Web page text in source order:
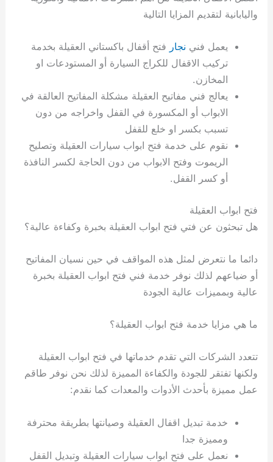
واليابانية لتقديم المزايا التالية
يعمل فني نجار فتح أقفال باكستاني العقيلة بخدمة
تركيب الاقفال للكراج السيارة أو المستودعات او
المخازن.
يعالج فني مفاتيح العقيلة مشكلة المفاتيح العالقة في
الابواب أو المكسورة في القفل واخراجه من دون
تسبب بكسر او خلع للقفل
نقوم على خدمة فتح ابواب سيارات العقيلة وتصليح
الريموت وفتح الابواب من دون الحاجة لكسر النافذة
أو كسر القفل.
فتح ابواب العقيلة
هل تبحثون عن فتي فتح ابواب العقيلة بخبرة وكفاءة عالية؟
دائما ما نتعرض لمثل هذه المواقف في حين نسيان المفاتيح
أو ضياعهم لذلك نوفر خدمة فني فتح ابواب العقيلة بخبرة
عالية وبمميزات عالية الجودة
ما هي مزايا خدمة فتح ابواب العقيلة؟
تتعدد الشركات التي تقدم خدماتها في فتح ابواب العقيلة
ولكنها تفتقر للجودة والكفاءة المميزة لذلك نحن نوفر طاقم
عمل مميزة بأحدث الأدوات والمعدات كما نقدم:
خدمة تبديل اقفال العقيلة وصيانتها بطريقة محترفة
ومميزة جدا
نعمل على فتح ابواب سيارات العقيلة وتبديل القفل